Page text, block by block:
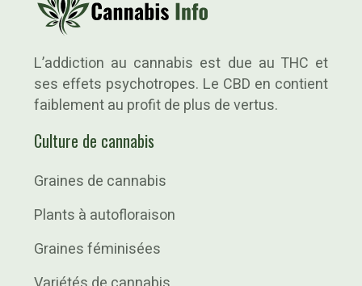
L’addiction au cannabis est due au THC et
ses effets psychotropes. Le CBD en contient
faiblement au profit de plus de vertus.
Culture de cannabis
Graines de cannabis
Plants à autofloraison
Graines féminisées